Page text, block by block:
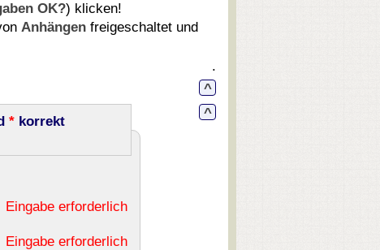
OK?) klicken!
Anhängen freigeschaltet und
.
^
^
* korrekt
Eingabe erforderlich
Eingabe erforderlich